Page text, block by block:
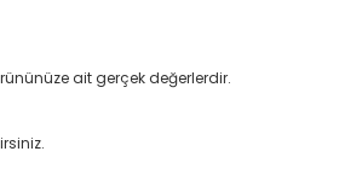
ait gerçek değerlerdir.